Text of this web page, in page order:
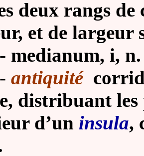
deux rangs
et de largeur
i, n.
- antiquité
distribuant les
d’un insula,